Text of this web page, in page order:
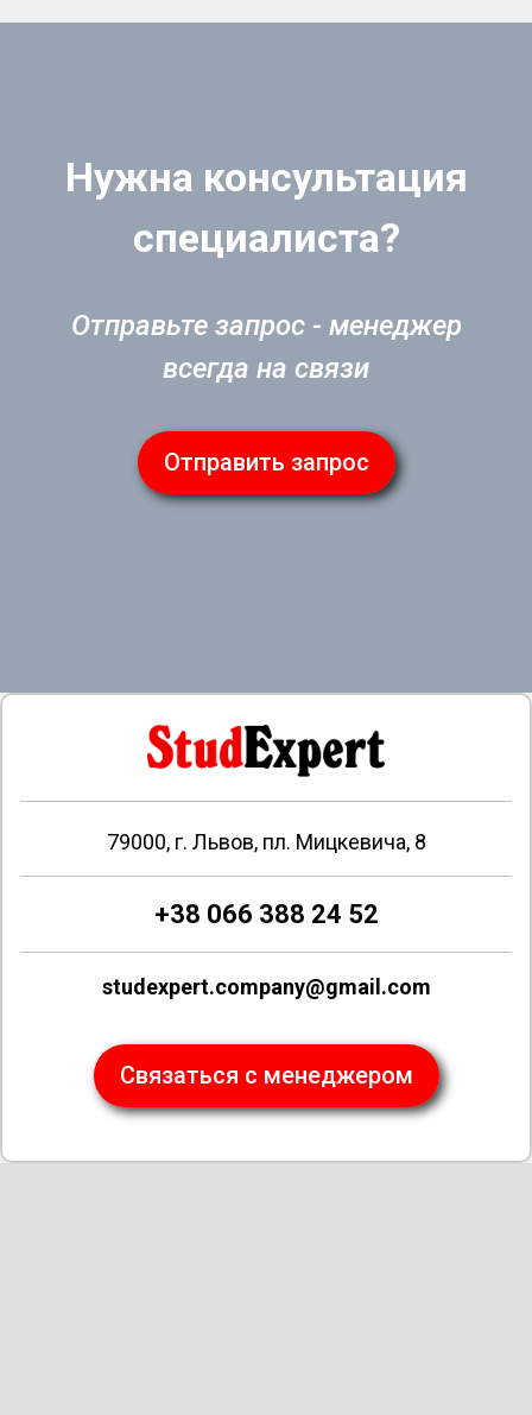
Нужна консультация
специалиста?
Отправьте запрос - менеджер
всегда на связи
Отправить запрос
79000, г. Львов, пл. Мицкевича, 8
+38 066 388 24 52
studexpert.company@gmail.com
Связаться с менеджером